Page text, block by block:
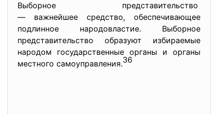
Выборное представительство
— важнейшее средство, обеспечивающее
подлинное народовластие. Выборное
представительство образуют избираемые
народом государственные органы и органы
местного самоуправления.36